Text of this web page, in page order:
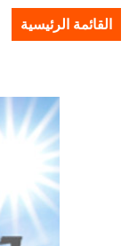
القائمة الرئيسية